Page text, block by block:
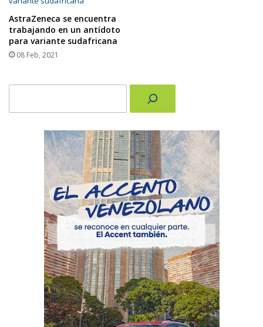
AstraZeneca se encuentra
trabajando en un antídoto
para variante sudafricana
08 Feb, 2021